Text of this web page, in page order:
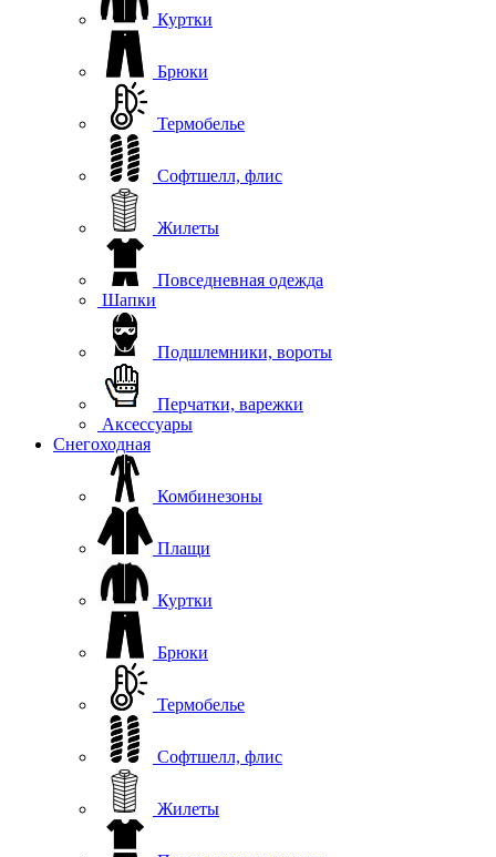
Куртки
Брюки
Термобелье
Софтшелл, флис
Жилеты
Повседневная одежда
Шапки
Подшлемники, вороты
Перчатки, варежки
Аксессуары
Снегоходная
Комбинезоны
Плащи
Куртки
Брюки
Термобелье
Софтшелл, флис
Жилеты